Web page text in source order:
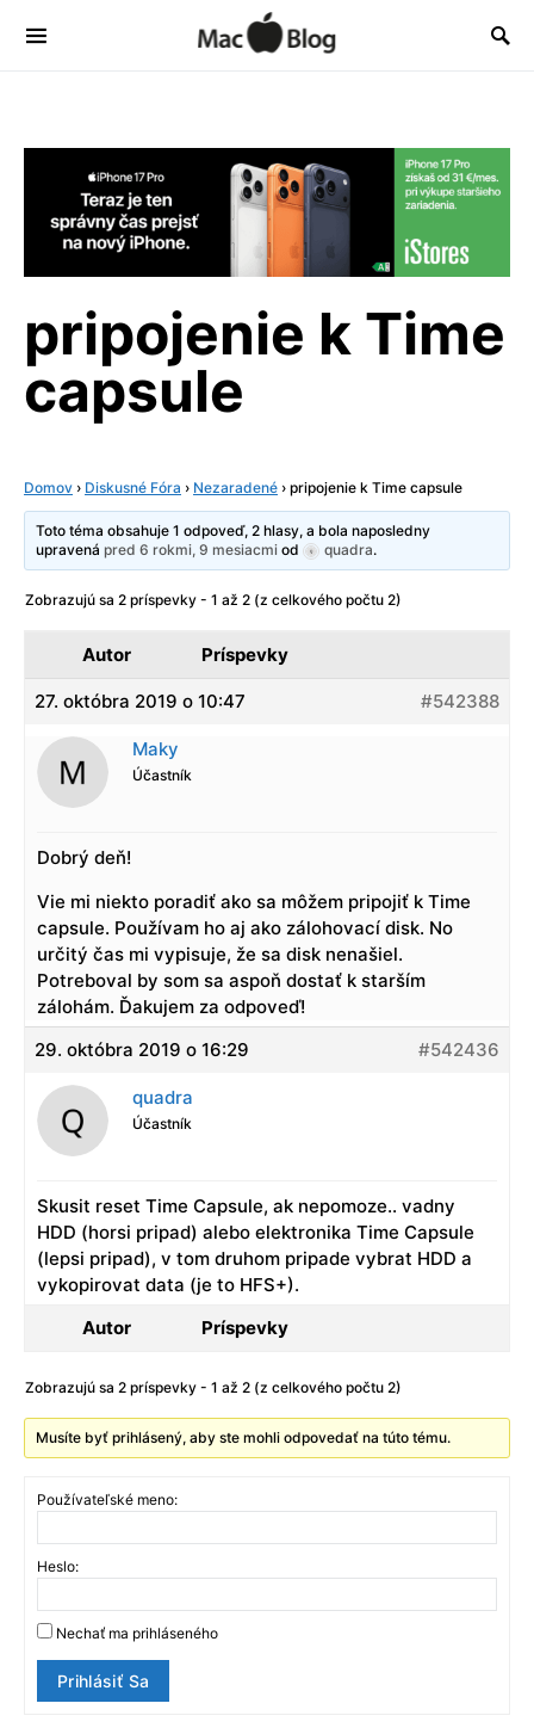
pripojenie k Time
capsule
Domov › Diskusné Fóra › Nezaradené › pripojenie k Time capsule
Toto téma obsahuje 1 odpoveď, 2 hlasy, a bola naposledny
upravenápred 6 rokmi, 9 mesiacmi od quadra.
Zobrazujú sa 2 príspevky - 1 až 2 (z celkového počtu 2)
Autor Príspevky
27. októbra 2019 o 10:47 #542388
Maky
Účastník
Dobrý deň!
Vie mi niekto poradiť ako sa môžem pripojiť k Time
capsule. Používam ho aj ako zálohovací disk. No
určitý čas mi vypisuje, že sa disk nenašiel.
Potreboval by som sa aspoň dostať k starším
zálohám. Ďakujem za odpoveď!
29. októbra 2019 o 16:29
#542436
quadra
Účastník
Skusit reset Time Capsule, ak nepomoze.. vadny
HDD (horsi pripad) alebo elektronika Time Capsule
(lepsi pripad), v tom druhom pripade vybrat HDD a
vykopirovat data (je to HFS+).
Autor
Príspevky
Zobrazujú sa 2 príspevky - 1 až 2 (z celkového počtu 2)
Musíte byť prihlásený, aby ste mohli odpovedať na túto tému.
Používateľské meno:
Heslo:
Nechať ma prihláseného
Prihlásiť Sa